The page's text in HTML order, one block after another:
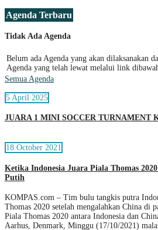
Agenda Terbaru
Tidak Ada Agenda
Belum ada Agenda yang akan dilaksanakan
Agenda yang telah lewat melalui link
Semua Agenda
5 April 2025
JUARA 1 MINI SOCCER TURNAMENT
18 October 2021
Ketika Indonesia Juara Piala Thomas
Putih
KOMPAS.com – Tim bulu tangkis putra
Thomas 2020 setelah mengalahkan China
Piala Thomas 2020 antara Indonesia dan
Aarhus, Denmark, Minggu (17/10/2021)